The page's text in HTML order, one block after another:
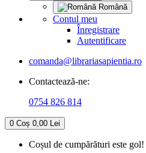
Română
Contul meu
Înregistrare
Autentificare
comanda@librariasapientia.ro
Contactează-ne:
0754 826 814
0 Coș 0,00 Lei
Coșul de cumpărături este gol!